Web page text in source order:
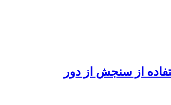
از سنجش از دور